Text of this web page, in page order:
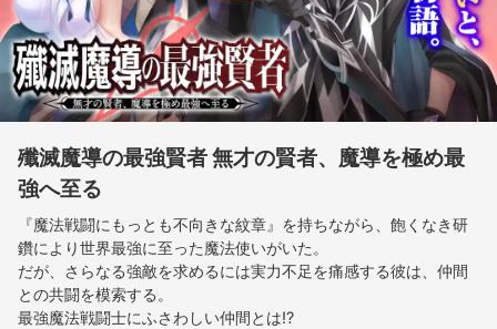
殲滅魔導の最強賢者 無才の賢者、魔導を極め最
強へ至る
『魔法戦闘にもっとも不向きな紋章』を持ちながら、飽くなき研
鑽により世界最強に至った魔法使いがいた。
だが、さらなる強敵を求めるには実力不足を痛感する彼は、仲間
との共闘を模索する。
最強魔法戦闘士にふさわしい仲間とは!?